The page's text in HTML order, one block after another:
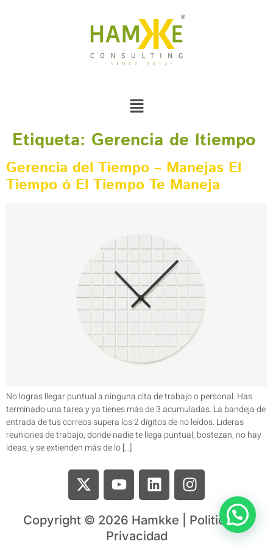
Etiqueta: Gerencia de ltiempo
Gerencia del Tiempo – Manejas El
Tiempo ó El Tiempo Te Maneja
No logras llegar puntual a ninguna cita de trabajo o personal. Has
terminado una tarea y ya tienes más de 3 acumuladas. La bandeja de
entrada de tus correos supera los 2 dígitos de no leídos. Lideras
reuniones de trabajo, donde nadie te llega puntual, bostezan, no hay
ideas, y se extienden más de lo […]
Copyright © 2026 Hamkke | Politica de
Privacidad